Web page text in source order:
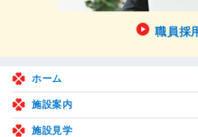
職員採
ホーム
施設案内
施設見学